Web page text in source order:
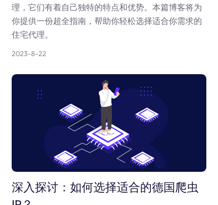
理，它们有着自己独特的特点和优势。本篇博客将为
你提供一份超全指南，帮助你轻松选择适合你需求的
住宅代理。
2023-8-22
深入探讨：如何选择适合的德国爬虫